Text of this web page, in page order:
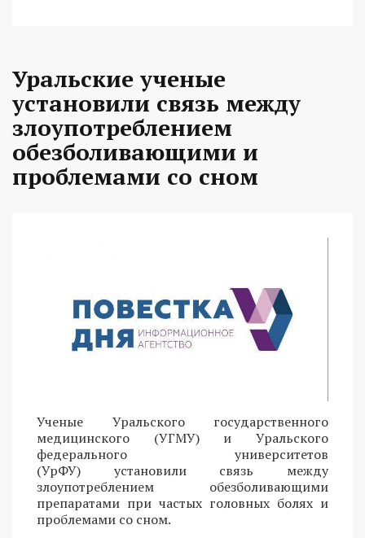
Уральские ученые
установили связь между
злоупотреблением
обезболивающими и
проблемами со сном
Ученые Уральского государственного
медицинского (УГМУ) и Уральского
федерального университетов
(УрФУ) установили связь между
злоупотреблением обезболивающими
препаратами при частых головных болях и
проблемами со сном.